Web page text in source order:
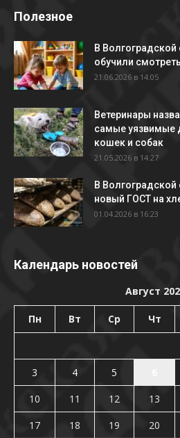
Полезное
В Волгоградской
обучили
21.06.2026 в 14:05
Ветеринары
самые
кошек и собак
21.05.2026 в 14:27
В Волгоградской
новый ГОСТ на
01.04.2026 в 16:23
Календарь новостей
Август
Пн Вт Ср Чт
3
4 5
10
11 12 13
17
18 19 20